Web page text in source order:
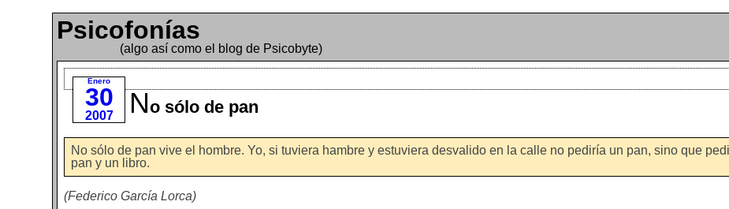
Psicofonías
(algo así como el blog de Psicobyte)
Enero
30
2007 No sólo de pan
No sólo de pan vive el hombre. Yo, si tuviera hambre y estuviera desvalido en la calle no pediría un pan, sino que
pan y un libro.
(Federico García Lorca)